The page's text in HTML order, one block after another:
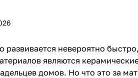
развивается невероятно
являются
домов. Но что это за